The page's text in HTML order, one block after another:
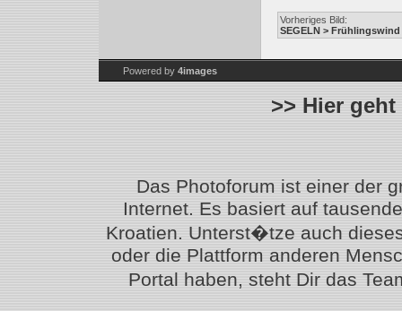
Vorheriges Bild:
SEGELN > Frühlingswind
Powered by 4images
>> Hier
Das Photoforum ist einer der
Internet. Es basiert auf
Kroatien. Unterst�tze auch
oder die Plattform anderen
Portal haben, steht Dir das